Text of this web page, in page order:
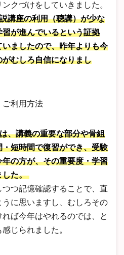
クづけをしていきました。
講座の利用（聴講）が少な
が進んでいるという証拠
ましたので、昨年よりも今
むしろ自信になりまし
ご利用方法
、講義の重要な部分や骨組
短時間で復習ができ、受験
の方が、その重要度・学習
した。
つ記憶確認することで、直
に思いますし、むしろその
ば今年はやれるのでは、と
じられました。